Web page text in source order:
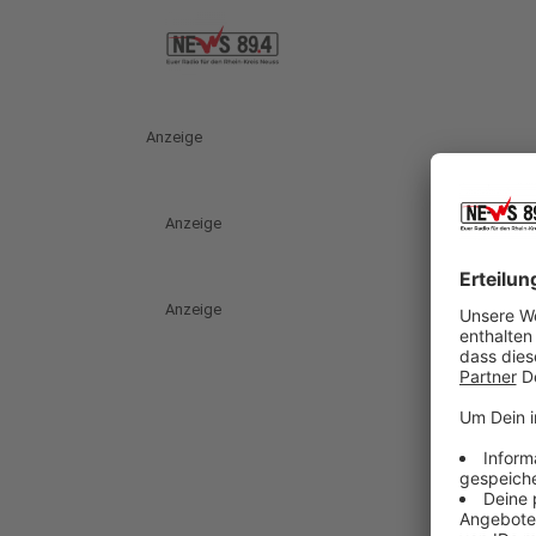
Anzeige
Anzeige
Anzeige